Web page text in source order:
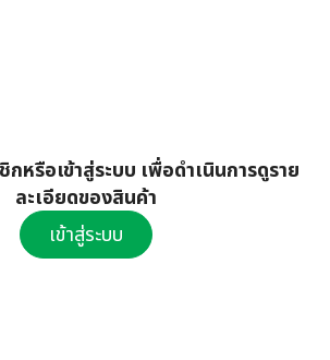
หรือเข้าสู่ระบบ เพื่อดำเนินการดูราย
ละเอียดของสินค้า
เข้าสู่ระบบ